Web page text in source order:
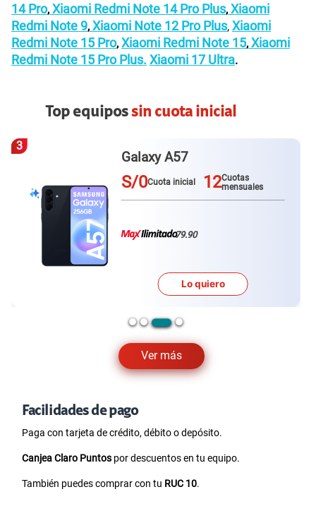
14 Pro, Xiaomi Redmi Note 14 Pro Plus, Xiaomi
Redmi Note 9, Xiaomi Note 12 Pro Plus, Xiaomi
Redmi Note 15 Pro, Xiaomi Redmi Note 15, Xiaomi
Redmi Note 15 Pro Plus. Xiaomi 17 Ultra.
Top equipossin cuota inicial
Ver más
3
Galaxy A57
S/0Cuota inicial 12Cuotas
mensuales
79.90
Lo quiero
Facilidades de pago
Paga con tarjeta de crédito, débito o depósito.
Canjea Claro Puntos por descuentos en tu equipo.
También puedes comprar con tu RUC 10.